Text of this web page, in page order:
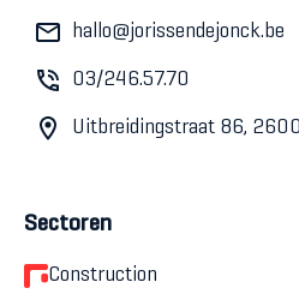
hallo@jorissendejonck.be
03/246.57.70
Uitbreidingstraat 86,
Sectoren
Construction